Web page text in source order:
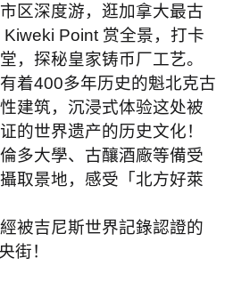
区深度游，逛加拿大最古
Kiweki Point 赏全景，打卡
，探秘皇家铸币厂工艺。
着400多年历史的魁北克古
建筑，沉浸式体验这处被
的世界遗产的历史文化！
多大學、古釀酒廠等備受
取景地，感受「北方好萊
被吉尼斯世界記錄認證的
央街！